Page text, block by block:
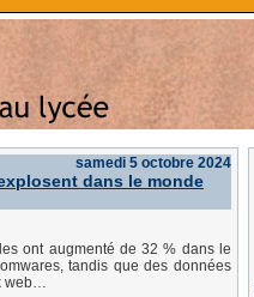
samedi 5 octobre 2024
dans le monde
ont augmenté de 32 % dans le
tandis que des données
web…